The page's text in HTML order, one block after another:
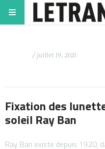
/ juillet 19, 2021
Fixation des
soleil Ray Ban
Ray Ban existe depuis 1920,